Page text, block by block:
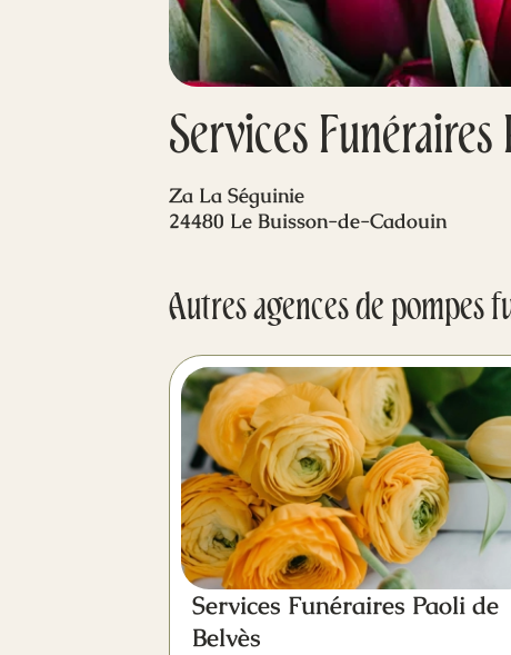
Services Funéraires
Za La Séguinie
24480 Le Buisson-de-Cadouin
Autres agences de pompes
Services Funéraires Paoli de
Belvès